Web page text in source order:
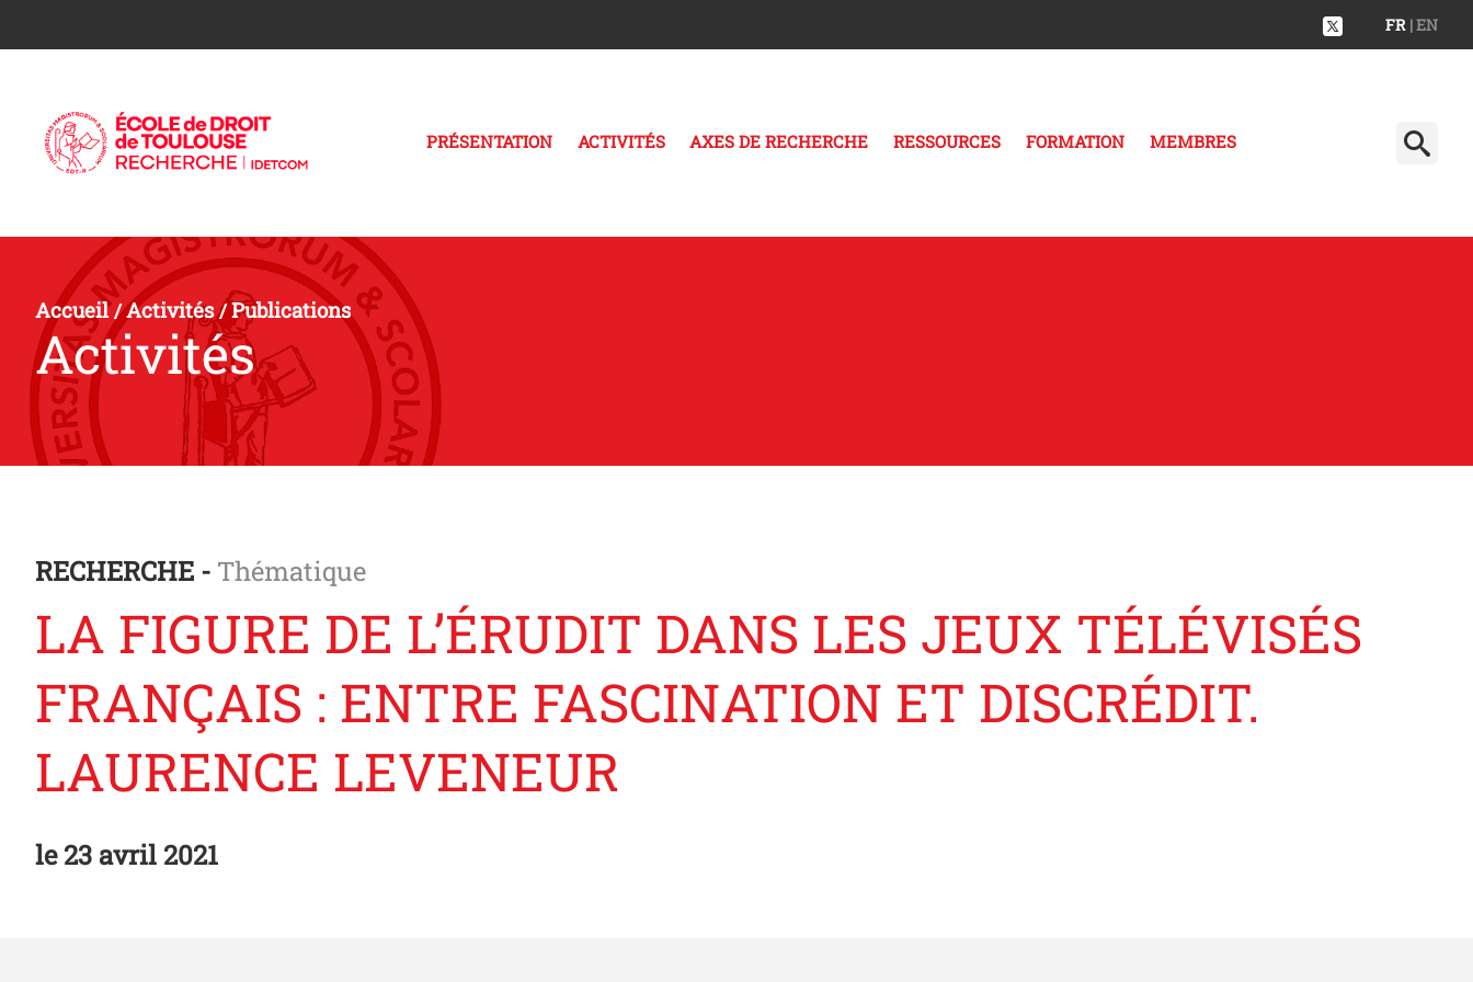
FR | EN
PRÉSENTATION ACTIVITÉS AXES DE RECHERCHE RESSOURCES FORMATION MEMBRES
Accueil/Activités/Publications
Activités
RECHERCHE - Thématique
LA FIGURE DE L’ÉRUDIT DANS LES JEUX TÉLÉVISÉS
FRANÇAIS : ENTRE FASCINATION ET DISCRÉDIT.
LAURENCE LEVENEUR
le23 avril 2021